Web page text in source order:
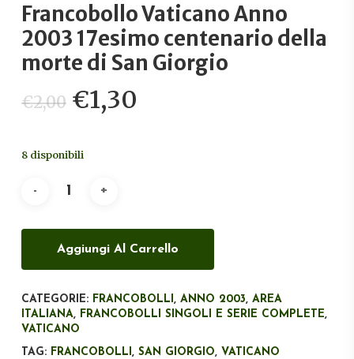
Francobollo Vaticano Anno
2003 17esimo centenario della
morte di San Giorgio
€2,00 Il
prezzo
originale
€2,00.
€1,30
8 disponibili
Aggiungi Al Carrello
CATEGORIE: FRANCOBOLLI , ANNO 2003, AREA
ITALIANA, FRANCOBOLLI SINGOLI E SERIE COMPLETE,
VATICANO
TAG: FRANCOBOLLI , SAN GIORGIO, VATICANO